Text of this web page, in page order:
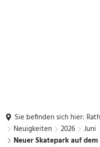
Sie befinden sich hier:
Neuigkeiten
2026
Juni
Neuer Skatepark auf